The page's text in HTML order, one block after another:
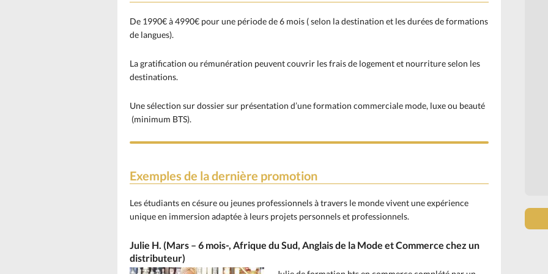
De 1990€ à 4990€ pour une période de 6 mois ( selon la destination et les durées de formations
de langues).
La gratification ou rémunération peuvent couvrir les frais de logement et nourriture selon les
destinations.
Une sélection sur dossier sur présentation d’une formation commerciale mode, luxe ou beauté
(minimum BTS).
Exemples de la dernière promotion
Les étudiants en césure ou jeunes professionnels à travers le monde vivent une expérience
unique en immersion adaptée à leurs projets personnels et professionnels.
Julie H. (Mars – 6 mois-, Afrique du Sud, Anglais de la Mode et Commerce chez un
distributeur)
ambiance et un rythme de travail
soutenu. Je suis très content de mon
possibilitée pour découvrir encore
ennuyé et je pense que mon maître